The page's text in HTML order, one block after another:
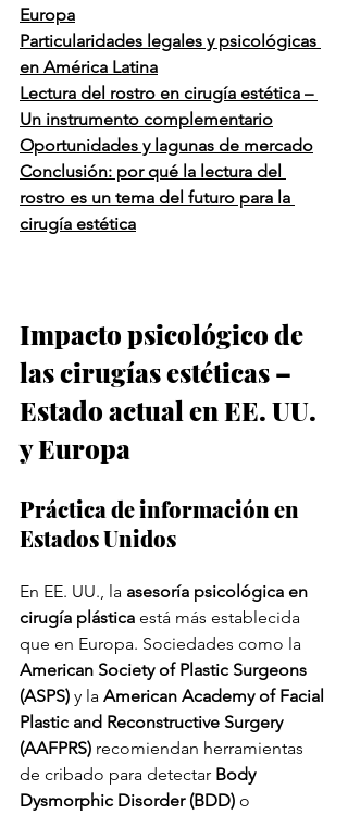
Europa
Particularidades legales y psicológicas
en América Latina
Lectura del rostro en cirugía estética –
Un instrumento complementario
Oportunidades y lagunas de mercado
Conclusión: por qué la lectura del
rostro es un tema del futuro para la
cirugía estética
Impacto psicológico de
las cirugías estéticas –
Estado actual en EE. UU.
y Europa
Práctica de información en
Estados Unidos
En EE. UU., la asesoría psicológica en
cirugía plástica está más establecida
que en Europa. Sociedades como la
American Society of Plastic Surgeons
(ASPS) y la American Academy of Facial
Plastic and Reconstructive Surgery
(AAFPRS) recomiendan herramientas
de cribado para detectar Body
Dysmorphic Disorder (BDD) o